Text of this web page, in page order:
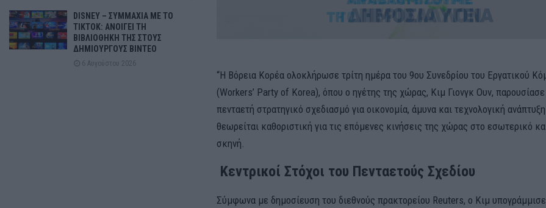
“Η Βόρεια Κορέα ολοκλήρωσε τρίτη ημέρα του 9ου Συνεδρίου του Εργατικού
(Workers’ Party of Korea), όπου ο ηγέτης της χώρας, Κιμ Γιονγκ Ουν, παρουσίασε
πενταετή στρατηγικό σχεδιασμό για οικονομία, άμυνα και τεχνολογική
θεωρείται καθοριστική για τις επόμενες κινήσεις της χώρας στο εσωτερικό
σκηνή.
Κεντρικοί Στόχοι του Πενταετούς Σχεδίου
Σύμφωνα με δημοσίευση του διεθνούς πρακτορείου Reuters, ο Κιμ υπογράμμισε
DISNEY – ΣΥΜΜΑΧΙΑ ΜΕ ΤΟ
TIKTOK: ΑΝΟΙΓΕΙ ΤΗ
ΒΙΒΛΙΟΘΗΚΗ ΤΗΣ ΣΤΟΥΣ
ΔΗΜΙΟΥΡΓΟΥΣ ΒΙΝΤΕΟ
6 Αυγούστου 2026